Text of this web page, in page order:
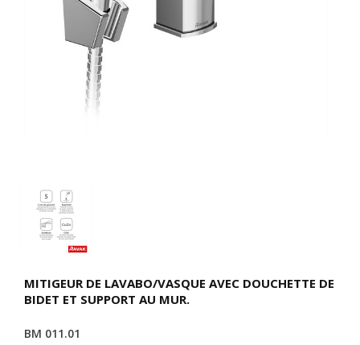
MITIGEUR DE LAVABO/VASQUE AVEC DOUCHETTE DE
BIDET ET SUPPORT AU MUR.
BM 011.01